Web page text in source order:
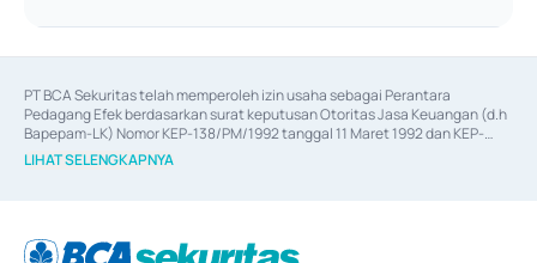
PT BCA Sekuritas telah memperoleh izin usaha sebagai Perantara
Pedagang Efek berdasarkan surat keputusan Otoritas Jasa Keuangan (d.h
Bapepam-LK) Nomor KEP-138/PM/1992 tanggal 11 Maret 1992 dan KEP-
06/D.04/2014 tanggal 28 Februari 2014, izin usaha sebagai Penjamin Emisi
Efek berdasarkan surat keputusan Otoritas Jasa Keuangan Nomor KEP-
berdasarkan surat keputusan Otoritas Jasa Keuangan Nomor S-
LIHAT SELENGKAPNYA